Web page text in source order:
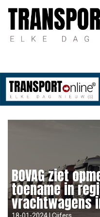
BOVAG ziet
toename in
vrachtwagens